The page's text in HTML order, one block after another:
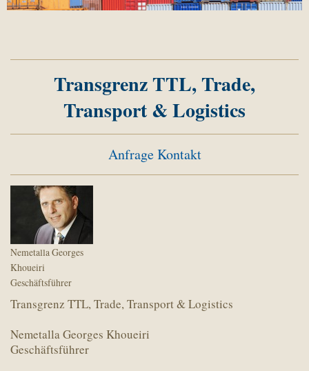
Transgrenz TTL, Trade,
Transport & Logistics
Anfrage Kontakt
Nemetalla Georges
Khoueiri
Geschäftsführer
Transgrenz TTL, Trade, Transport & Logistics
Nemetalla Georges Khoueiri
Geschäftsführer